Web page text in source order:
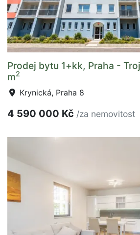
Prodej bytu 1+kk, Praha -
m2
Krynická, Praha 8
4 590 000 Kč /za nemovitost